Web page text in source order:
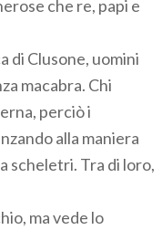
che re, papi e
di Clusone, uomini
macabra. Chi
perciò i
alla maniera
scheletri. Tra di loro,
ma vede lo